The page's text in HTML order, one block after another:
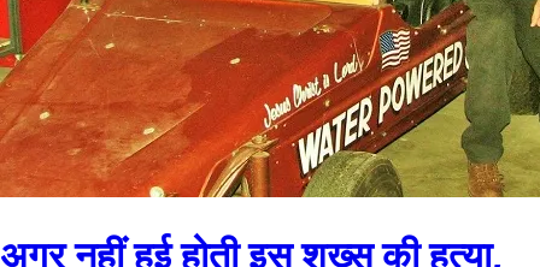
अगर नहीं हुई होती इस शख्स की हत्या,